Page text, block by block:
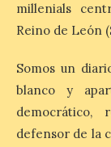
Segovia
concierto
motivo
10 Ago
millenials
Reino de León
Somos un
blanco y
democrático,
defensor de la